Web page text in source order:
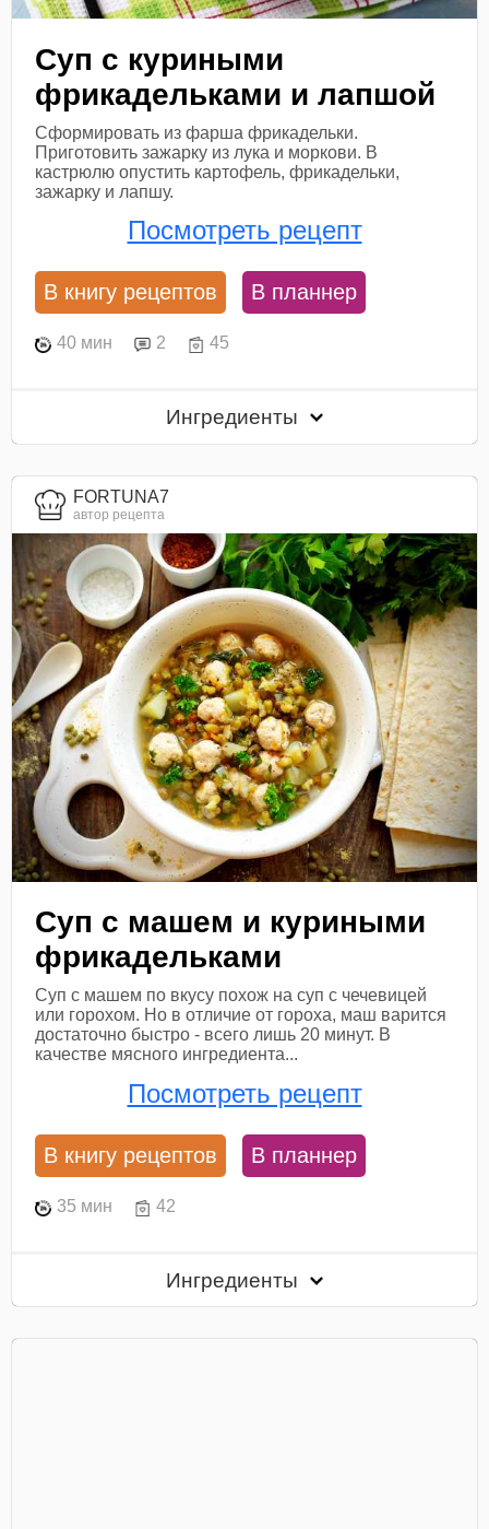
Суп с куриными
фрикадельками и лапшой
Сформировать из фарша фрикадельки.
Приготовить зажарку из лука и моркови. В
кастрюлю опустить картофель, фрикадельки,
зажарку и лапшу.
Посмотреть рецепт
В книгу рецептов В планнер
40 мин 2 45
Ингредиенты
FORTUNA7
автор рецепта
Суп с машем и куриными
фрикадельками
Суп с машем по вкусу похож на суп с чечевицей
или горохом. Но в отличие от гороха, маш варится
достаточно быстро - всего лишь 20 минут. В
качестве мясного ингредиента...
Посмотреть рецепт
В книгу рецептов В планнер
35 мин 42
Ингредиенты